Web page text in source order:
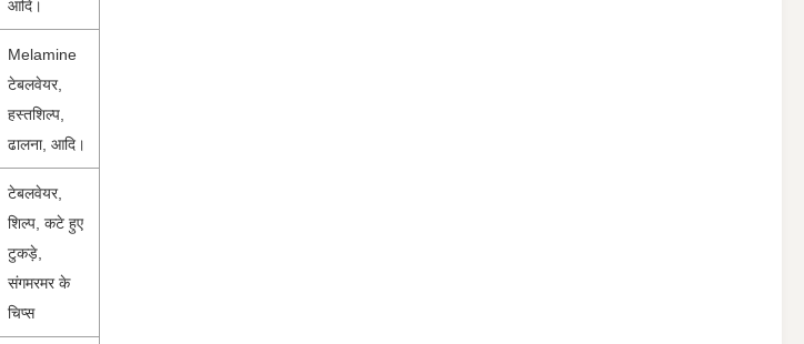
आदि।
Melamine
टेबलवेयर,
हस्तशिल्प,
ढालना, आदि।
टेबलवेयर,
शिल्प, कटे हुए
टुकड़े,
संगमरमर के
चिप्स